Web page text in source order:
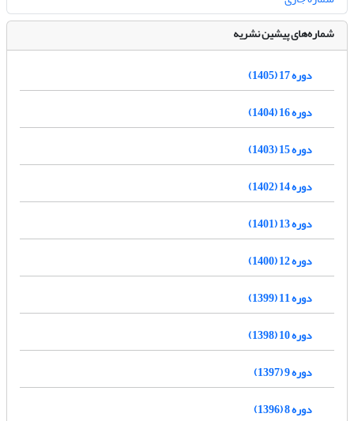
شماره‌های پیشین نشریه
دوره 17 (1405)
دوره 16 (1404)
دوره 15 (1403)
دوره 14 (1402)
دوره 13 (1401)
دوره 12 (1400)
دوره 11 (1399)
دوره 10 (1398)
دوره 9 (1397)
دوره 8 (1396)